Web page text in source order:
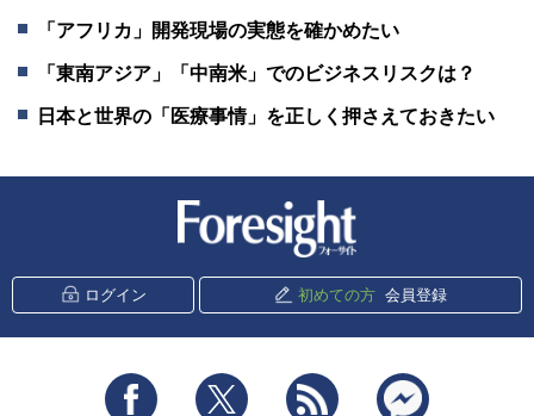
「アフリカ」開発現場の実態を確かめたい
「東南アジア」「中南米」でのビジネスリスクは？
日本と世界の「医療事情」を正しく押さえておきたい
ログイン 初めての方 会員登録
Facebook Twitter RSS